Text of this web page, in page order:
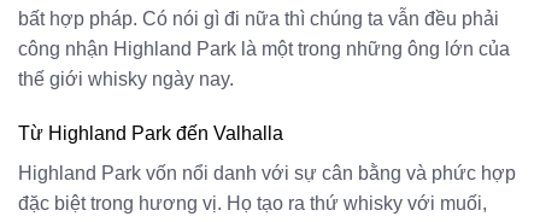
bất hợp pháp. Có nói gì đi nữa thì chúng ta vẫn đều phải
công nhận Highland Park là một trong những ông lớn của
thế giới whisky ngày nay.
Từ Highland Park đến Valhalla
Highland Park vốn nổi danh với sự cân bằng và phức hợp
đặc biệt trong hương vị. Họ tạo ra thứ whisky với muối,